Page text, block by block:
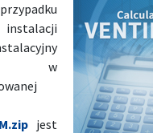
instalacji
w
jest